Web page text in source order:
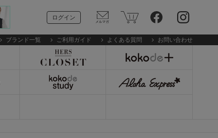
ログイン
ブランド一覧 ご利用ガイド よくある質問 お問い合わせ